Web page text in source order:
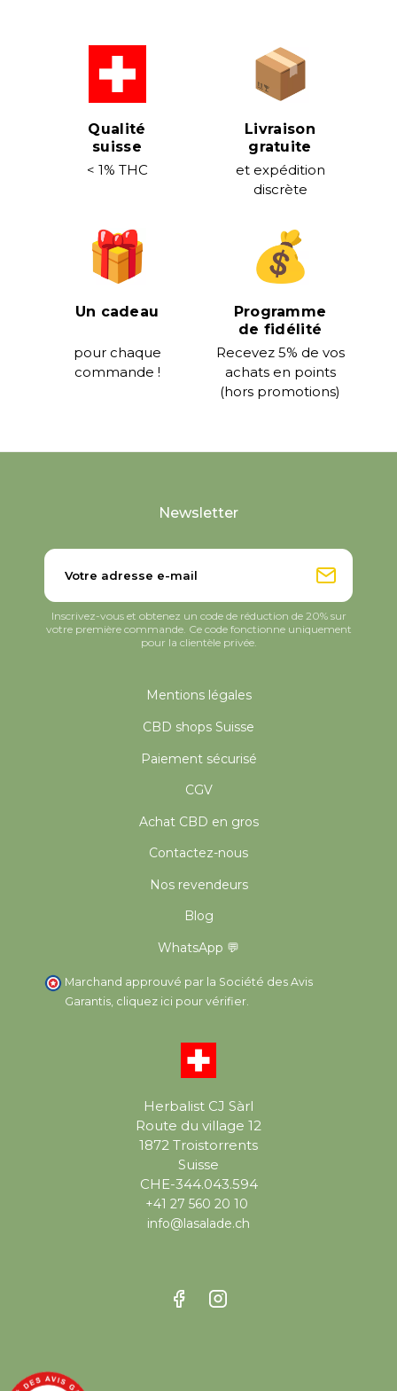
Qualité
suisse
< 1% THC
Livraison
gratuite
et expédition
discrète
Un cadeau
pour chaque
commande !
Programme
de fidélité
Recevez 5% de vos
achats en points
(hors promotions)
Herbalist CJ Sàrl
Route du village 12
1872 Troistorrents
Suisse
CHE-344.043.594
+41 27 560 20 10
info@lasalade.ch
Mentions légales
CBD shops Suisse
Paiement sécurisé
CGV
Achat CBD en gros
Contactez-nous
Nos revendeurs
Blog
WhatsApp 💬
Marchand approuvé par la Société des Avis
Garantis, cliquez ici pour vérifier
Newsletter
Inscrivez-vous et obtenez un code de réduction de 20% sur
votre première commande. Ce code fonctionne uniquement
pour la clientèle privée.